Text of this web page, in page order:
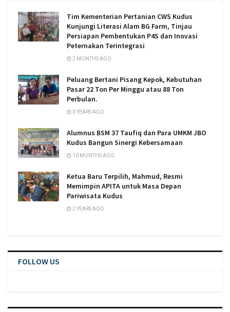
Tim Kementerian Pertanian CWS Kudus
Kunjungi Literasi Alam BG Farm, Tinjau
Persiapan Pembentukan P4S dan Inovasi
Peternakan Terintegrasi
2 MONTHS AGO
Peluang Bertani Pisang Kepok, Kebutuhan
Pasar 22 Ton Per Minggu atau 88 Ton
Perbulan.
3 YEARS AGO
Alumnus BSM 37 Taufiq dan Para UMKM JBO
Kudus Bangun Sinergi Kebersamaan
10 MONTHS AGO
Ketua Baru Terpilih, Mahmud, Resmi
Memimpin APITA untuk Masa Depan
Pariwisata Kudus
2 YEARS AGO
FOLLOW US